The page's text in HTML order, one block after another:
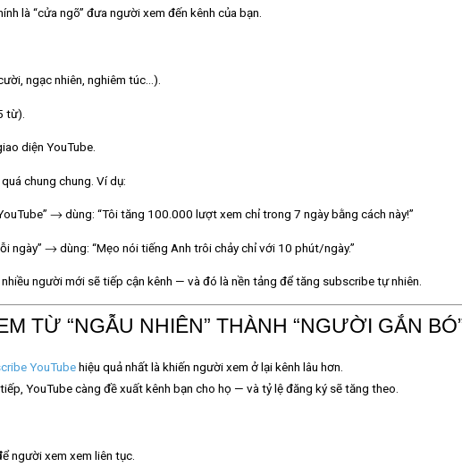
là “cửa ngõ” đưa người xem đến kênh của bạn.
ngạc nhiên, nghiêm túc…).
từ).
diện YouTube.
chung chung. Ví dụ:
→ dùng: “Tôi tăng 100.000 lượt xem chỉ trong 7 ngày bằng cách này!”
ngày” → dùng: “Mẹo nói tiếng Anh trôi chảy chỉ với 10 phút/ngày.”
người mới sẽ tiếp cận kênh — và đó là nền tảng để tăng subscribe tự nhiên.
TỪ “NGẪU NHIÊN” THÀNH “NGƯỜI GẮN
YouTubehiệu quả nhất là khiến người xemở lại kênh lâu hơn
YouTube càng đề xuất kênh bạn cho họ — và tỷ lệ đăng ký sẽ tăng theo.
người xem xem liên tục.